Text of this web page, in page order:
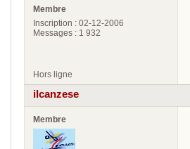
Membre
Inscription : 02-12-2006
Messages : 1 932
Hors ligne
ilcanzese
Membre